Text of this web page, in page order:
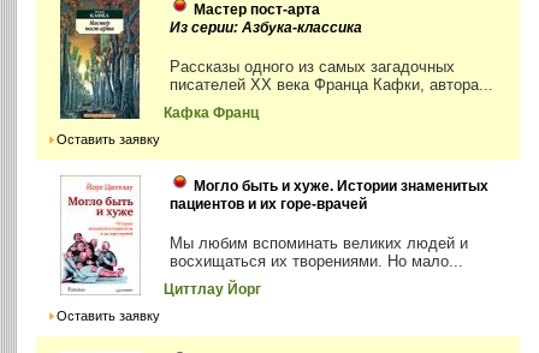
Мастер пост-арта
Из серии: Азбука-классика
Рассказы одного из самых загадочных
писателей XX века Франца Кафки, автора...
Кафка Франц
Оставить заявку
Могло быть и хуже. Истории знаменитых
пациентов и их горе-врачей
Мы любим вспоминать великих людей и
восхищаться их творениями. Но мало...
Циттлау Йорг
Оставить заявку